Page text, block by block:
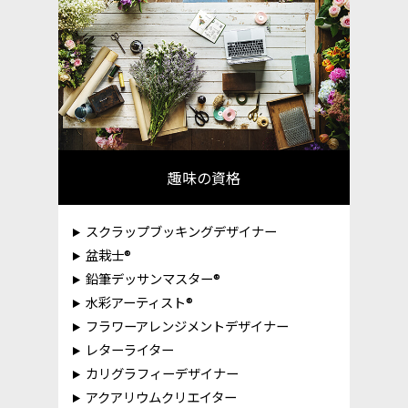
趣味の資格
スクラップブッキングデザイナー
盆栽士®
鉛筆デッサンマスター®
水彩アーティスト®
フラワーアレンジメントデザイナー
レターライター
カリグラフィーデザイナー
アクアリウムクリエイター